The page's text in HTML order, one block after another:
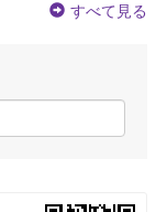
すべて見る